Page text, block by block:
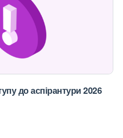
до аспірантури 2026